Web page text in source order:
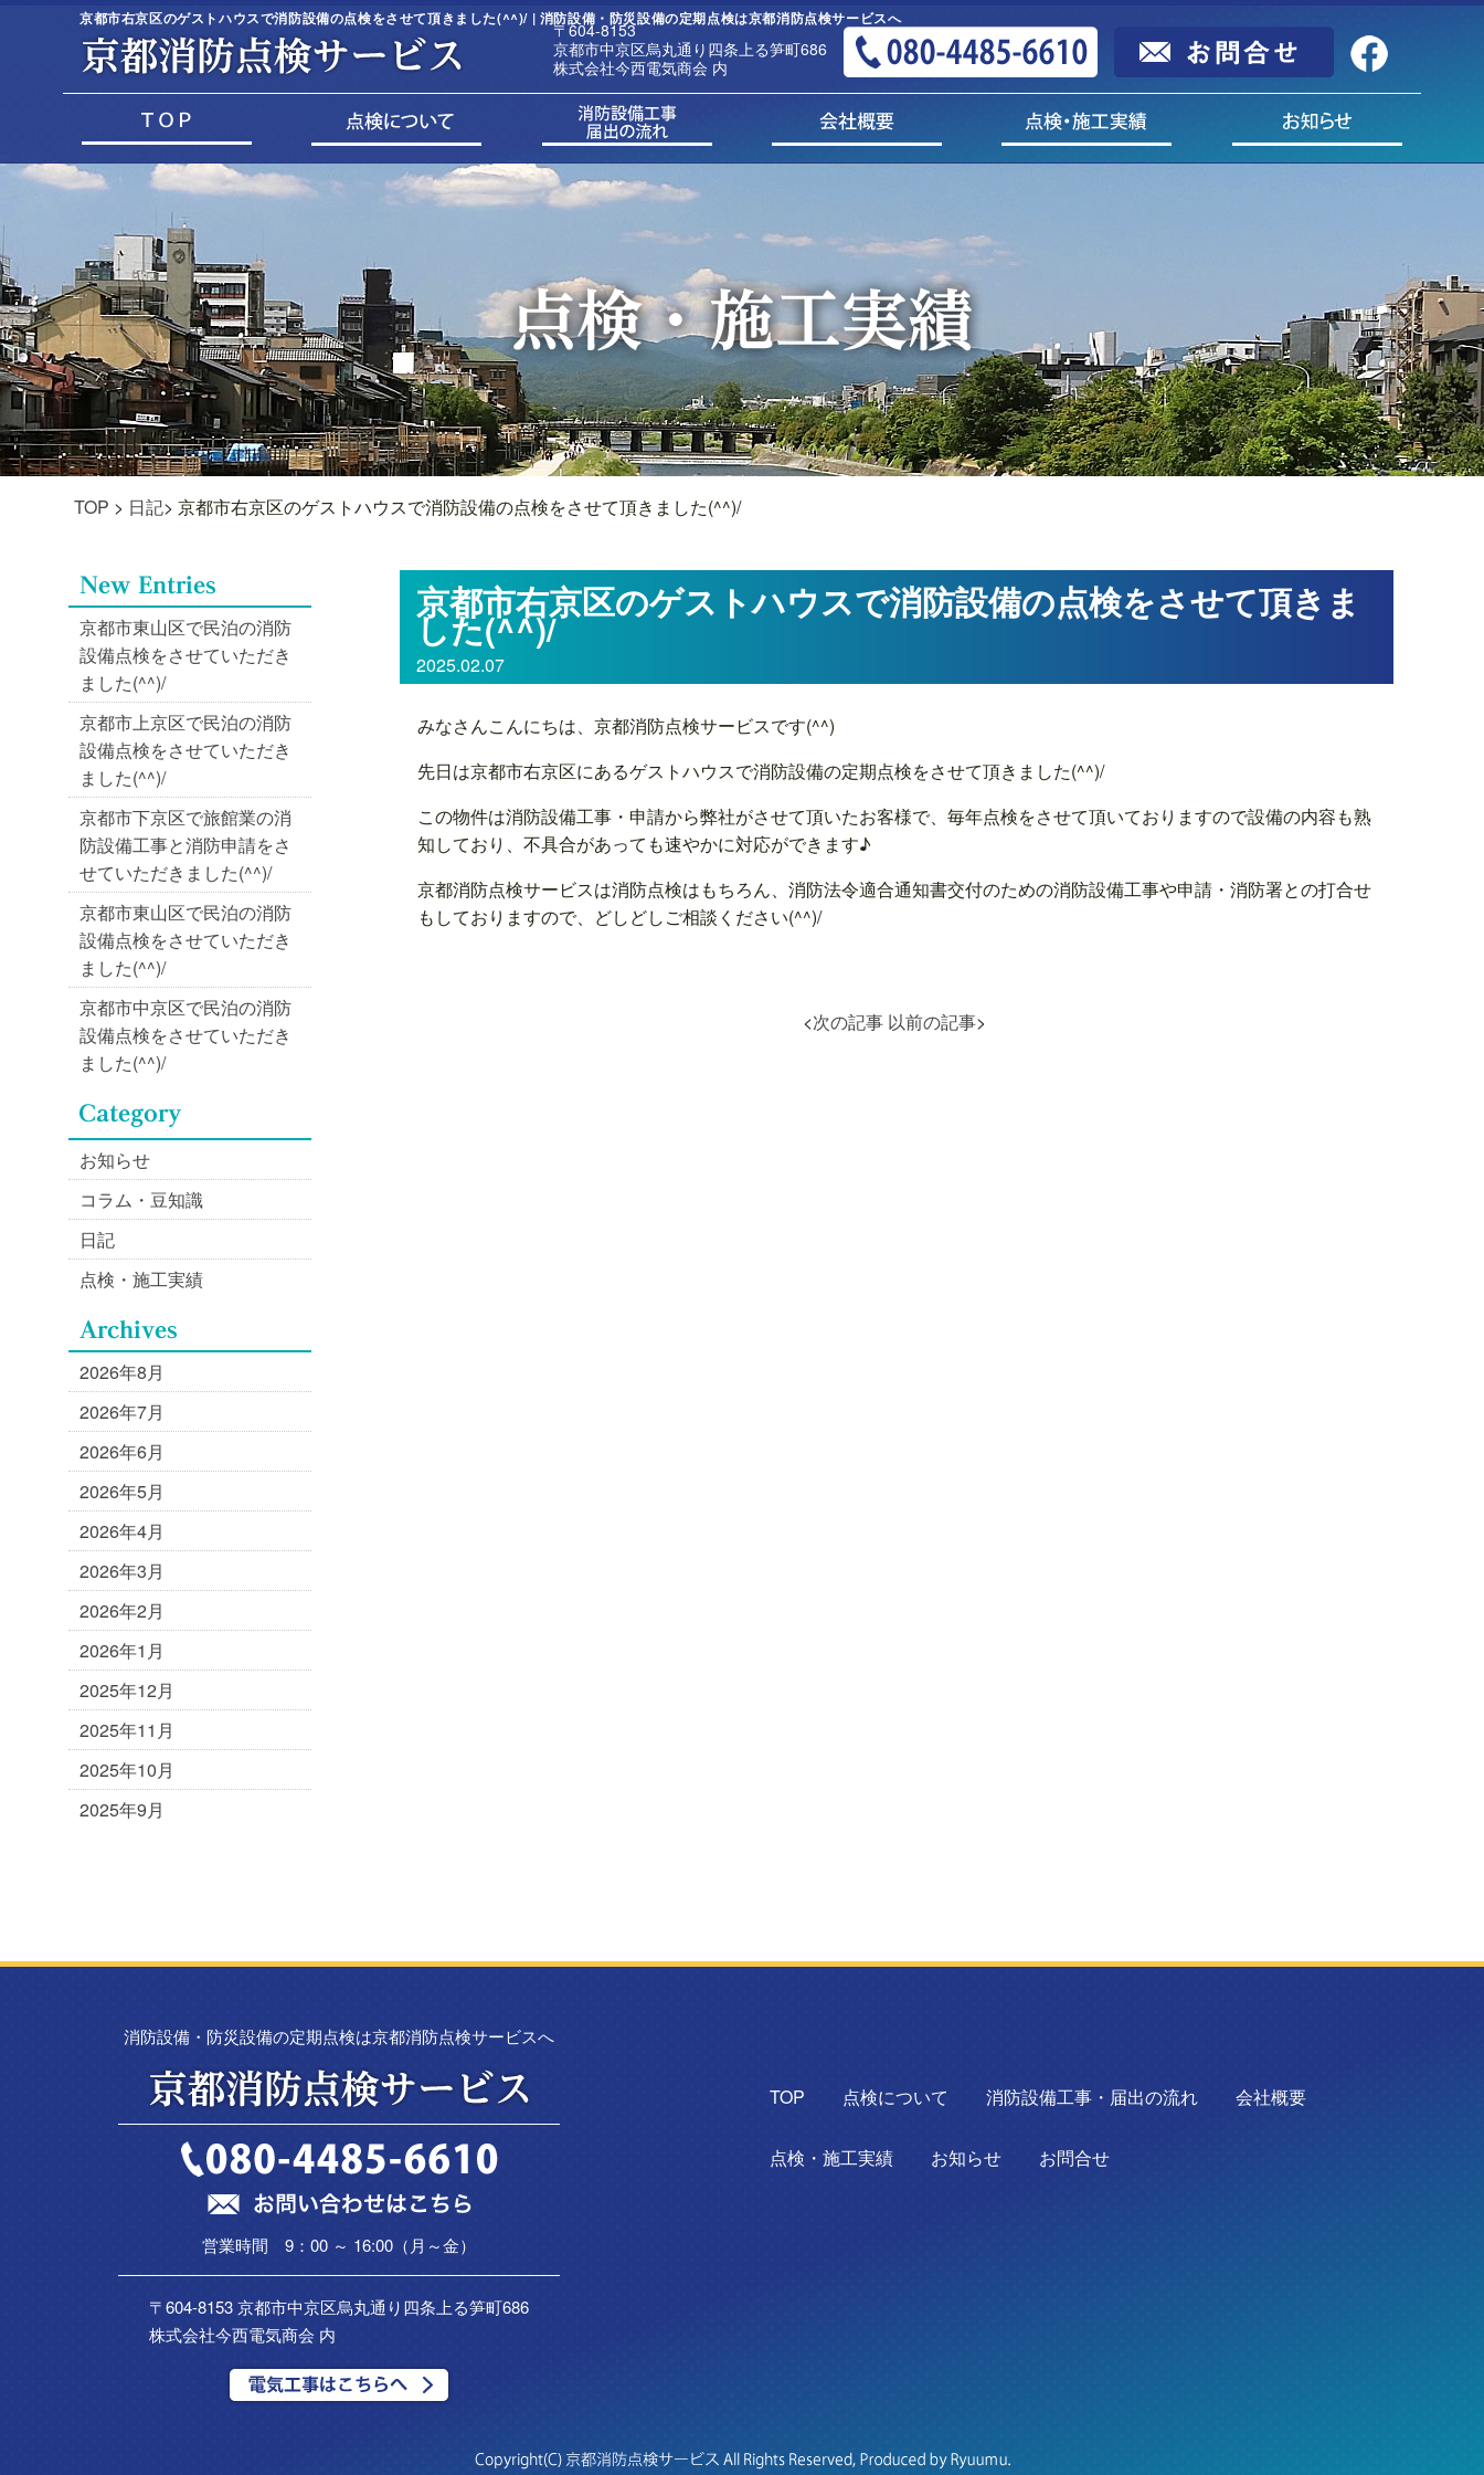
京都市右京区のゲストハウスで消防設備の点検をさせて頂きました(^^)/ | 消防設備・防災設備の定期点検は京都消防点検サービスへ
〒604-8153
京都市中京区烏丸通り四条上る笋町686
株式会社今西電気商会 内
TOP > 日記> 京都市右京区のゲストハウスで消防設備の点検をさせて頂きました(^^)/
京都市東山区で民泊の消防
設備点検をさせていただき
ました(^^)/
京都市上京区で民泊の消防
設備点検をさせていただき
ました(^^)/
京都市下京区で旅館業の消
防設備工事と消防申請をさ
せていただきました(^^)/
京都市東山区で民泊の消防
設備点検をさせていただき
ました(^^)/
京都市中京区で民泊の消防
設備点検をさせていただき
ました(^^)/
お知らせ
コラム・豆知識
日記
点検・施工実績
2026年8月
2026年7月
2026年6月
2026年5月
2026年4月
2026年3月
2026年2月
2026年1月
2025年12月
2025年11月
2025年10月
2025年9月
京都市右京区のゲストハウスで消防設備の点検をさせて頂きま
した(^^)/
2025.02.07
みなさんこんにちは、京都消防点検サービスです(^^)
先日は京都市右京区にあるゲストハウスで消防設備の定期点検をさせて頂きました(^^)/
この物件は消防設備工事・申請から弊社がさせて頂いたお客様で、毎年点検をさせて頂いておりますので設備の内容も熟
知しており、不具合があっても速やかに対応ができます♪
京都消防点検サービスは消防点検はもちろん、消防法令適合通知書交付のための消防設備工事や申請・消防署との打合せ
もしておりますので、どしどしご相談ください(^^)/
<次の記事 以前の記事>
消防設備・防災設備の定期点検は京都消防点検サービスへ
営業時間 9：00 ～ 16:00（月～金）
〒604-8153 京都市中京区烏丸通り四条上る笋町686
株式会社今西電気商会 内
TOP 点検について 消防設備工事・届出の流れ 会社概要
点検・施工実績 お知らせ お問合せ